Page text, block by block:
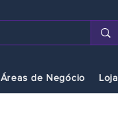
Áreas de Negócio Loja